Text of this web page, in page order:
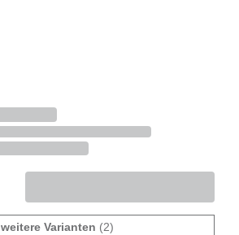
weitere Varianten (2)